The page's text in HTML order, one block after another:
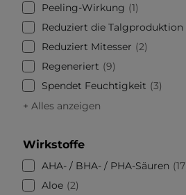
Peeling-Wirkung
1
Reduziert die Talgproduktion
Reduziert Mitesser
2
Regeneriert
9
Spendet Feuchtigkeit
3
+ Alles anzeigen
Wirkstoffe
AHA- / BHA- / PHA-Säuren
17
Aloe 2